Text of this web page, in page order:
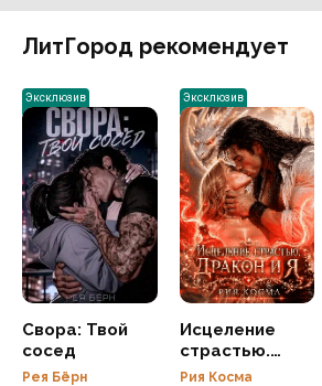
ЛитГород рекомендует
Эксклюзив
Свора: Твой
сосед
Рея Бёрн
Эксклюзив
Исцеление
страстью.
Дракон и я
Рия Косма